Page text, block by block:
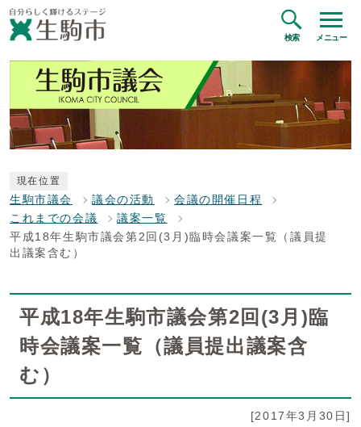
検索 メニュー
現在位置
生駒市議会 議会の活動
会議の開催日程
これまでの会議
議案一覧
平成18年生駒市議会第2回(3月)臨時会議案一覧（議員提
出議案含む）
平成18年生駒市議会第2回(3月)臨
時会議案一覧（議員提出議案含
む）
[2017年3月30日]